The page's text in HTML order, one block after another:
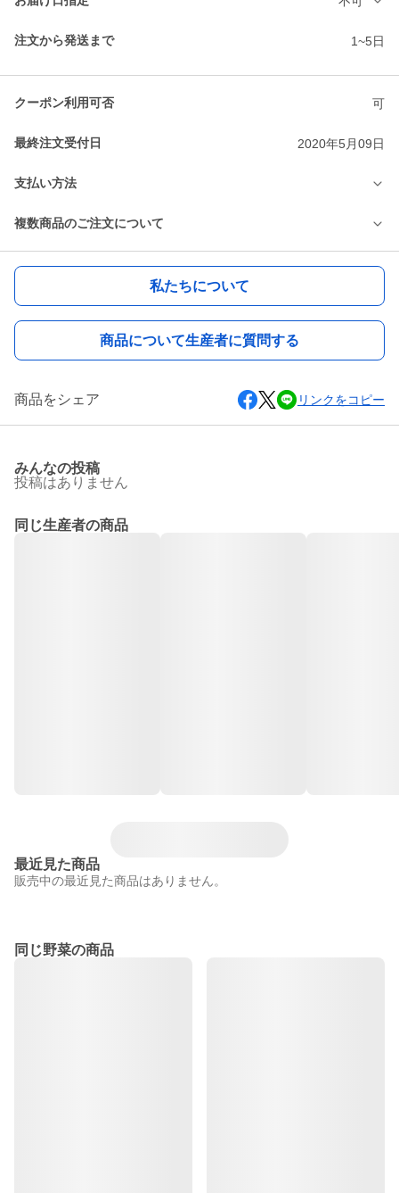
注文から発送まで 1~5日
クーポン利用可否 可
最終注文受付日 2020年5月09日
支払い方法
複数商品のご注文について
私たちについて
商品について生産者に質問する
商品をシェア リンクをコピー
みんなの投稿
投稿はありません
同じ生産者の商品
最近見た商品
販売中の最近見た商品はありません。
同じ野菜の商品